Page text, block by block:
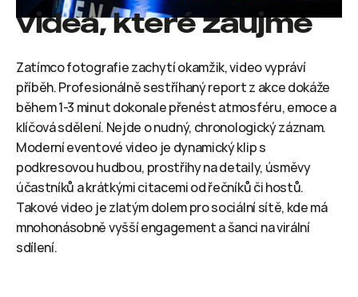
videa, které zaujme
Zatímco fotografie zachytí okamžik, video vypráví
příběh. Profesionálně sestříhaný report z akce dokáže
během 1-3 minut dokonale přenést atmosféru, emoce a
klíčová sdělení. Nejde o nudný, chronologický záznam.
Moderní eventové video je dynamický klip s
podkresovou hudbou, prostřihy na detaily, úsměvy
účastníků a krátkými citacemi od řečníků či hostů.
Takové video je zlatým dolem pro sociální sítě, kde má
mnohonásobně vyšší engagement a šanci na virální
sdílení.